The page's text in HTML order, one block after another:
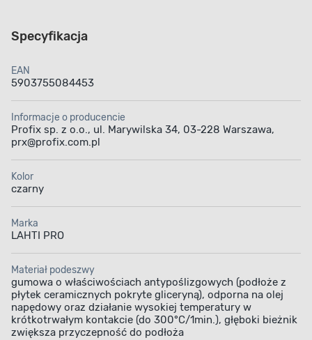
Specyfikacja
EAN
5903755084453
Informacje o producencie
Profix sp. z o.o., ul. Marywilska 34, 03-228 Warszawa,
prx@profix.com.pl
Kolor
czarny
Marka
LAHTI PRO
Materiał podeszwy
gumowa o właściwościach antypoślizgowych (podłoże z
płytek ceramicznych pokryte gliceryną), odporna na olej
napędowy oraz działanie wysokiej temperatury w
krótkotrwałym kontakcie (do 300°C/1min.), głęboki bieżnik
zwiększa przyczepność do podłoża